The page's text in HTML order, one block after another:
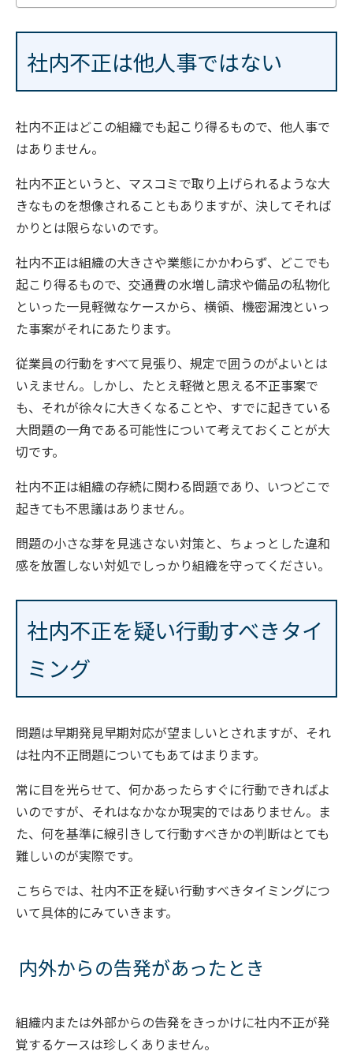
社内不正は他人事ではない
社内不正はどこの組織でも起こり得るもので、他人事で
はありません。
社内不正というと、マスコミで取り上げられるような大
きなものを想像されることもありますが、決してそれば
かりとは限らないのです。
社内不正は組織の大きさや業態にかかわらず、どこでも
起こり得るもので、交通費の水増し請求や備品の私物化
といった一見軽微なケースから、横領、機密漏洩といっ
た事案がそれにあたります。
従業員の行動をすべて見張り、規定で囲うのがよいとは
いえません。しかし、たとえ軽微と思える不正事案で
も、それが徐々に大きくなることや、すでに起きている
大問題の一角である可能性について考えておくことが大
切です。
社内不正は組織の存続に関わる問題であり、いつどこで
起きても不思議はありません。
問題の小さな芽を見逃さない対策と、ちょっとした違和
感を放置しない対処でしっかり組織を守ってください。
社内不正を疑い行動すべきタイ
ミング
問題は早期発見早期対応が望ましいとされますが、それ
は社内不正問題についてもあてはまります。
常に目を光らせて、何かあったらすぐに行動できればよ
いのですが、それはなかなか現実的ではありません。ま
た、何を基準に線引きして行動すべきかの判断はとても
難しいのが実際です。
こちらでは、社内不正を疑い行動すべきタイミングにつ
いて具体的にみていきます。
内外からの告発があったとき
組織内または外部からの告発をきっかけに社内不正が発
覚するケースは珍しくありません。